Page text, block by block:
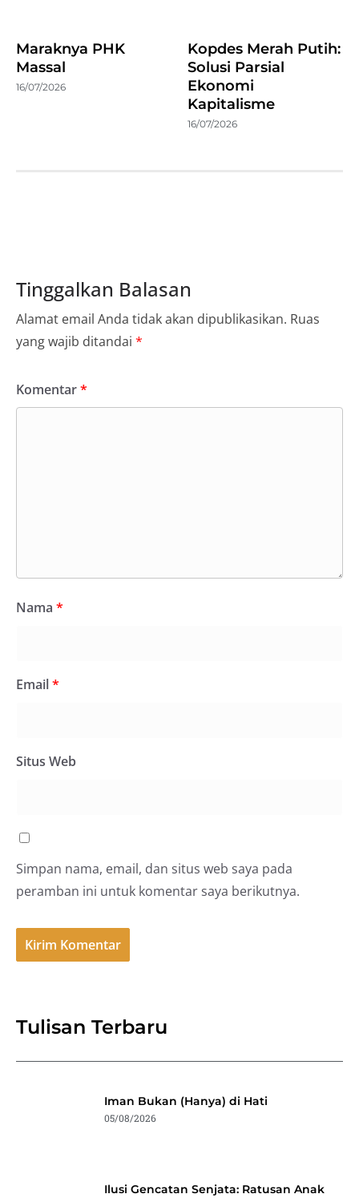
Maraknya PHK
Massal
16/07/2026
Kopdes Merah Putih:
Solusi Parsial
Ekonomi
Kapitalisme
16/07/2026
Tinggalkan Balasan
Alamat email Anda tidak akan dipublikasikan. Ruas
yang wajib ditandai *
Komentar*
Nama *
Email*
Situs Web
Simpan nama, email, dan situs web saya pada
peramban ini untuk komentar saya berikutnya.
Tulisan Terbaru
Iman Bukan (Hanya) di Hati
05/08/2026
Ilusi Gencatan Senjata: Ratusan Anak